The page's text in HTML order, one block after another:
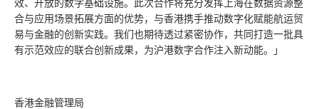
效、开放的数字基础设施。此次合作将充分发挥上海在数据资源整
合与应用场景拓展方面的优势，与香港携手推动数字化赋能航运贸
易与金融的创新实践。我们也期待透过紧密协作，共同打造一批具
有示范效应的联合创新成果，为沪港数字合作注入新动能。」
香港金融管理局